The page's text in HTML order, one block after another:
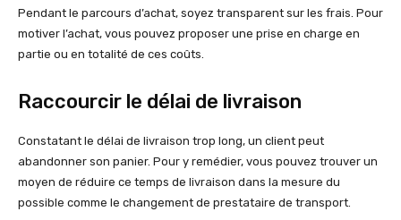
Pendant le parcours d’achat, soyez transparent sur les frais. Pour
motiver l’achat, vous pouvez proposer une prise en charge en
partie ou en totalité de ces coûts.
Raccourcir le délai de livraison
Constatant le délai de livraison trop long, un client peut
abandonner son panier. Pour y remédier, vous pouvez trouver un
moyen de réduire ce temps de livraison dans la mesure du
possible comme le changement de prestataire de transport.